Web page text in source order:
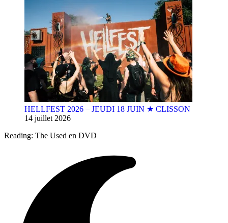
HELLFEST 2026 – JEUDI 18 JUIN ★ CLISSON
14 juillet 2026
Reading: The Used en DVD